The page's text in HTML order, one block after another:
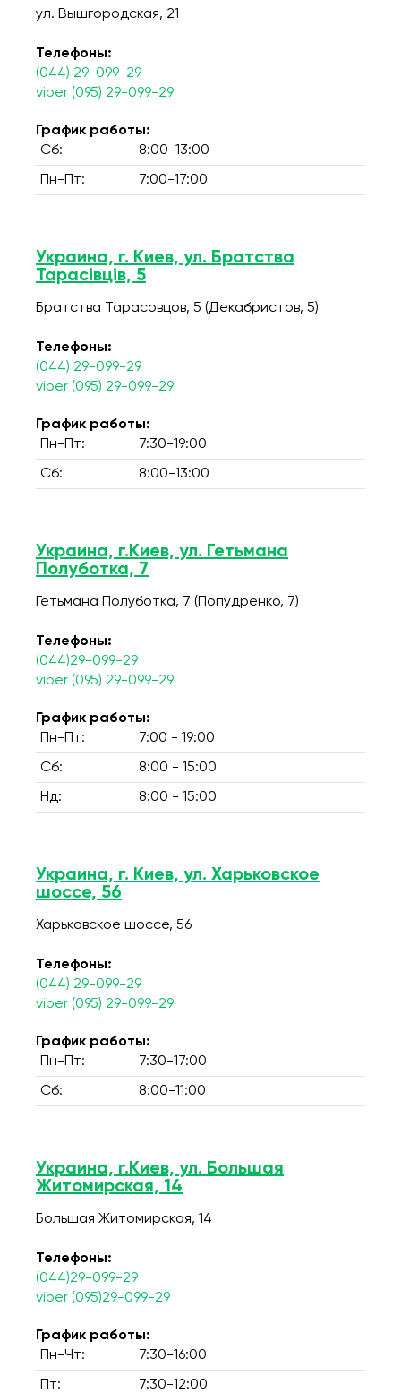
ул. Вышгородская, 21
Телефоны:
(044) 29-099-29
viber (095) 29-099-29
График работы:
Сб:
8:00-13:00
Пн-Пт: 7:00-17:00
Украина, г. Киев, ул. Братства
Тарасівців, 5
Братства Тарасовцов, 5 (Декабристов, 5)
Телефоны:
(044) 29-099-29
viber (095) 29-099-29
График работы:
Пн-Пт:
7:30-19:00
Сб: 8:00-13:00
Украина, г.Киев, ул. Гетьмана
Полуботка, 7
Гетьмана Полуботка, 7 (Попудренко, 7)
Телефоны:
(044)29-099-29
viber (095) 29-099-29
График работы:
Пн-Пт:
7:00 - 19:00
Сб: 8:00 - 15:00
Нд: 8:00 - 15:00
Украина, г. Киев, ул. Харьковское
шоссе, 56
Харьковское шоссе, 56
Телефоны:
(044) 29-099-29
viber (095) 29-099-29
График работы:
Пн-Пт:
7:30-17:00
Сб: 8:00-11:00
Украина, г.Киев, ул. Большая
Житомирская, 14
Большая Житомирская, 14
Телефоны:
(044)29-099-29
viber (095)29-099-29
График работы:
Пн-Чт:
7:30-16:00
Пт: 7:30-12:00